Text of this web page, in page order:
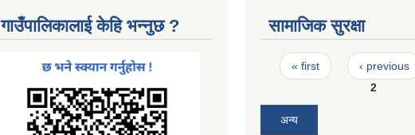
गाउँपालिकालाई केहि भन्नुछ ? सामाजिक सुरक्षा
Pages
« first
‹ previous
2
अन्य